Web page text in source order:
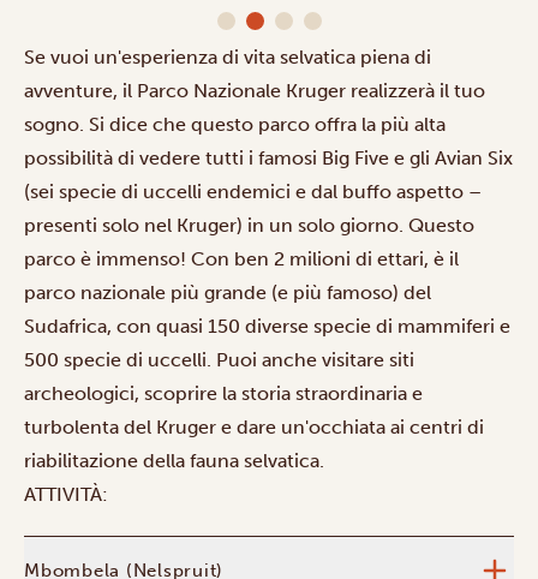
Se vuoi un'esperienza di vita selvatica piena di
avventure, il Parco Nazionale Kruger realizzerà il tuo
sogno. Si dice che questo parco offra la più alta
possibilità di vedere tutti i famosi Big Five e gli Avian Six
(sei specie di uccelli endemici e dal buffo aspetto –
presenti solo nel Kruger) in un solo giorno. Questo
parco è immenso! Con ben 2 milioni di ettari, è il
parco nazionale più grande (e più famoso) del
Sudafrica, con quasi 150 diverse specie di mammiferi e
500 specie di uccelli. Puoi anche visitare siti
archeologici, scoprire la storia straordinaria e
turbolenta del Kruger e dare un'occhiata ai centri di
riabilitazione della fauna selvatica.
ATTIVITÀ:
Mbombela (Nelspruit)